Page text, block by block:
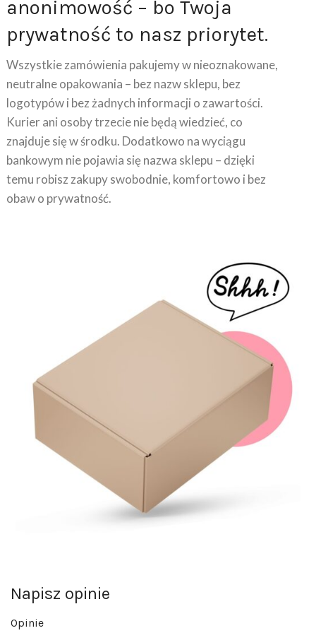
prywatność to nasz priorytet.
Wszystkie zamówienia pakujemy w nieoznakowane,
neutralne opakowania – bez nazw sklepu, bez
logotypów i bez żadnych informacji o zawartości.
Kurier ani osoby trzecie nie będą wiedzieć, co
znajduje się w środku. Dodatkowo na wyciągu
bankowym nie pojawia się nazwa sklepu – dzięki
temu robisz zakupy swobodnie, komfortowo i bez
obaw o prywatność.
Opinie